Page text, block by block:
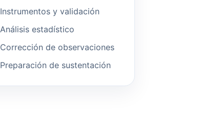
Instrumentos y validación
Análisis estadístico
Corrección de observaciones
Preparación de sustentación